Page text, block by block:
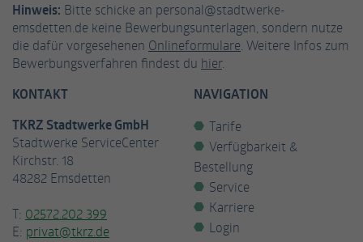
Hinweis: Bitte schicke an personal@stadtwerke-
emsdetten.de keine Bewerbungsunterlagen, sondern nutze
die dafür vorgesehenen Onlineformulare . Weitere Infos zum
Bewerbungsverfahren findest du hier.
KONTAKT
TKRZ Stadtwerke GmbH
Stadtwerke ServiceCenter
Kirchstr. 18
48282 Emsdetten
T: 02572.202 399
E: privat@tkrz.de
NAVIGATION
Tarife
Verfügbarkeit &
Bestellung
Service
Karriere
Login
Zweck
Dies ist ein von Google Analytics gesetztes
Cookie vom Mustertyp, bei dem das
Musterelement auf dem Namen die
oder der Website enthält, auf das es sich
Cookies zu sein, das verwendet wird, um die
von Google auf Websites mit hohem Traffic-
Aufkommen aufgezeichnete Datenmenge zu
Name